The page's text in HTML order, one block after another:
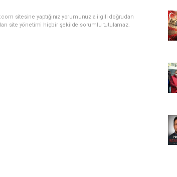
sitesine yaptığınız yorumunuzla ilgili doğrudan
site yönetimi hiçbir şekilde sorumlu tutulamaz.